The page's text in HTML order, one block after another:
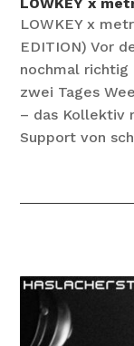
LOWKEY x
LOWKEY x
EDITION) Vor
nochmal richtig
zwei Tages
– das Kollektiv
Support von